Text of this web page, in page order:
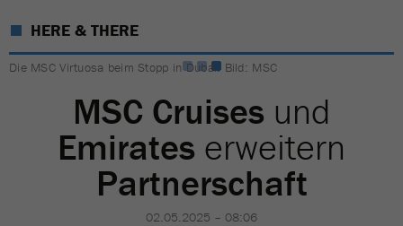
HERE & THERE
Die MSC Virtuosa beim Stopp in Dubai. Bild: MSC
MSC Cruises und
Emirates erweitern
Partnerschaft
02.05.2025 – 08:06